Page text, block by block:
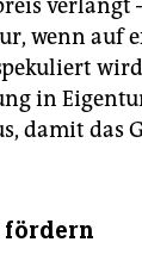
verlangt
wenn auf
in
damit das
fördern